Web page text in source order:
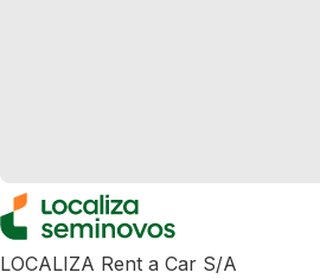
LOCALIZA Rent a Car S/A